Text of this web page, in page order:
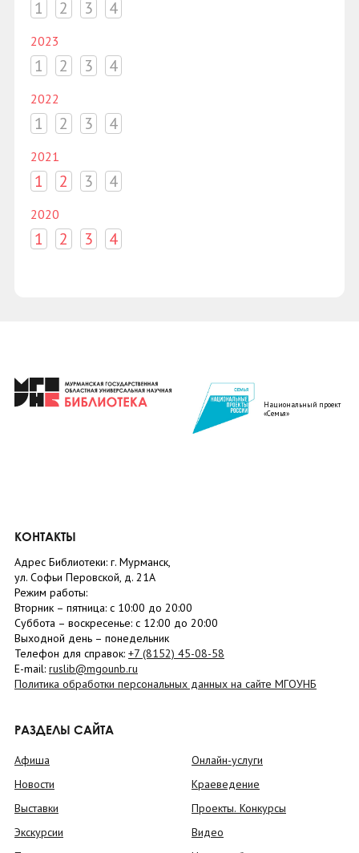
1 2 3 4
2023
1 2 3 4
2022
1 2 3 4
2021
1 2 3 4
2020
1 2 3 4
Национальный проект
«Семья»
КОНТАКТЫ
Адрес Библиотеки: г. Мурманск,
ул. Софьи Перовской, д. 21А
Режим работы:
Вторник – пятница: с 10:00 до 20:00
Суббота – воскресенье: c 12:00 до 20:00
Выходной день – понедельник
Телефон для справок: +7 (8152) 45-08-58
E-mail: ruslib@mgounb.ru
Политика обработки персональных данных на сайте МГОУНБ
РАЗДЕЛЫ САЙТА
Афиша
Новости
Выставки
Экскурсии
Онлайн-услуги
Краеведение
Проекты. Конкурсы
Видео